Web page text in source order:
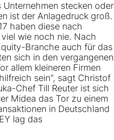
stecken oder
ist der Anlagedruck groß.
haben diese nach
wie noch nie. Nach
Branche auch für das
sich in den vergangenen
allem kleineren Firmen
sein", sagt Christof
Chef Till Reuter ist sich
Midea das Tor zu einem
in Deutschland
lag das